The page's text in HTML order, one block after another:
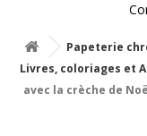
Papeterie
Livres, coloriages et
avec la crèche de